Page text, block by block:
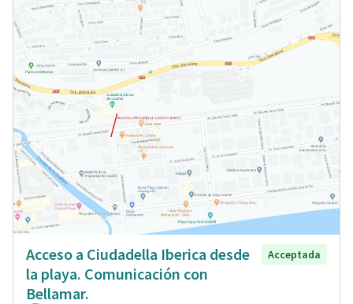
Acceso a Ciudadella Iberica desde
la playa. Comunicación con
Bellamar.
Acceptada